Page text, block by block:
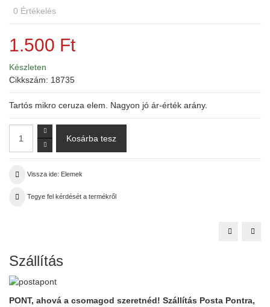
0 Értékelés
1.500 Ft
Készleten
Cikkszám: 18735
Tartós mikro ceruza elem. Nagyon jó ár-érték arány.
Vissza ide: Elemek
Tegye fel kérdését a termékről
Szállítás
PONT, ahová a csomagod szeretnéd! Szállítás Posta Pontra,